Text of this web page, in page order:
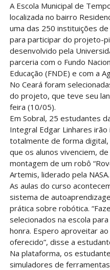
A Escola Municipal de
localizada no bairro
uma das 250 instituições
para participar do projeto-
desenvolvido pela
parceria com o Fundo
Educação (FNDE) e com a
No Ceará foram
do projeto, que teve seu
feira (10/05).
Em Sobral, 25 estudantes
Integral Edgar Linhares
totalmente de forma
que os alunos vivenciem,
montagem de um robô
Artemis, liderado pela NASA.
As aulas do curso
sistema de
prática sobre robótica.
selecionados na escola
honra. Espero aproveitar
oferecido”, disse a
Na plataforma, os
simuladores de